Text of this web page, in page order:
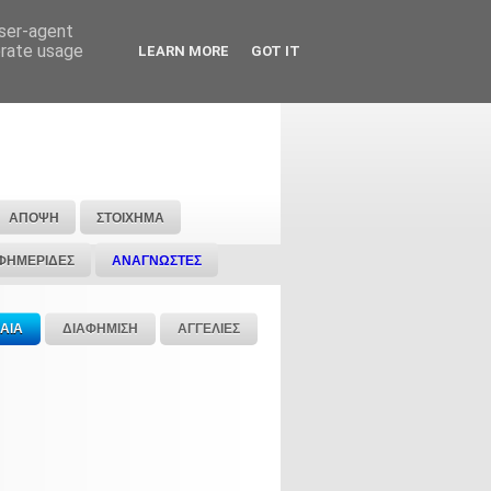
ΑΠΟΨΗ ΣΤΟΙΧΗΜΑ
ΑΝΑΓΝΩΣΤΕΣ
ΔΙΑΦΗΜΙΣΗ ΑΓΓΕΛΙΕΣ
agent
usage
LEARN MORE GOT IT